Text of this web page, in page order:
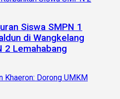
Siswa SMPN 1
di Wangkelang
2 Lemahabang